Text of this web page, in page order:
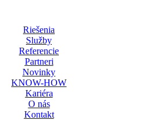
Riešenia
Služby
Referencie
Partneri
Novinky
KNOW-HOW
Kariéra
O nás
Kontakt